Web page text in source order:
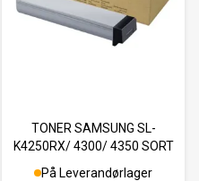
TONER SAMSUNG SL-
K4250RX/ 4300/ 4350 SORT
På Leverandørlager